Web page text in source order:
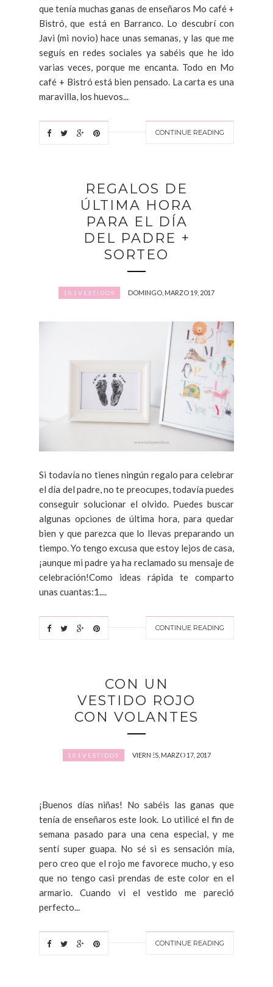
que tenía muchas ganas de enseñaros Mo café +
Bistró, que está en Barranco. Lo descubrí con
Javi (mi novio) hace unas semanas, y las que me
seguís en redes sociales ya sabéis que he ido
varias veces, porque me encanta. Todo en Mo
café + Bistró está bien pensado. La carta es una
maravilla, los huevos...
CONTINUE READING
REGALOS DE
ÚLTIMA HORA
PARA EL DÍA
DEL PADRE +
SORTEO
101VESTIDOS DOMINGO, MARZO 19, 2017
Si todavía no tienes ningún regalo para celebrar
el día del padre, no te preocupes, todavía puedes
conseguir solucionar el olvido. Puedes buscar
algunas opciones de última hora, para quedar
bien y que parezca que lo llevas preparando un
tiempo. Yo tengo excusa que estoy lejos de casa,
¡aunque mi padre ya ha reclamado su mensaje de
celebración!Como ideas rápida te comparto
unas cuantas:1....
CONTINUE READING
CON UN
VESTIDO ROJO
CON VOLANTES
101VESTIDOS VIERNES, MARZO 17, 2017
¡Buenos días niñas! No sabéis las ganas que
tenía de enseñaros este look. Lo utilicé el fin de
semana pasado para una cena especial, y me
sentí super guapa. No sé si es sensación mía,
pero creo que el rojo me favorece mucho, y eso
que no tengo casi prendas de este color en el
armario. Cuando vi el vestido me pareció
perfecto...
CONTINUE READING